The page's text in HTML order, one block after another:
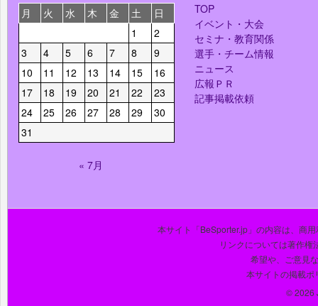
月
火 水 木 金 土
日
1
2
3
4 5 6 7 8
9
10
11 12 13 14 15
16
17
18 19 20 21 22
23
24
25 26 27 28 29
30
31
« 7月
TOP
イベント・大会
セミナ・教育関係
選手・チーム情報
ニュース
広報ＰＲ
記事掲載依頼
本サイト「BeSporter.jp」の内容は、商
リンクについては著作権
希望や、ご意見
本サイトの掲載ポ
© 2026